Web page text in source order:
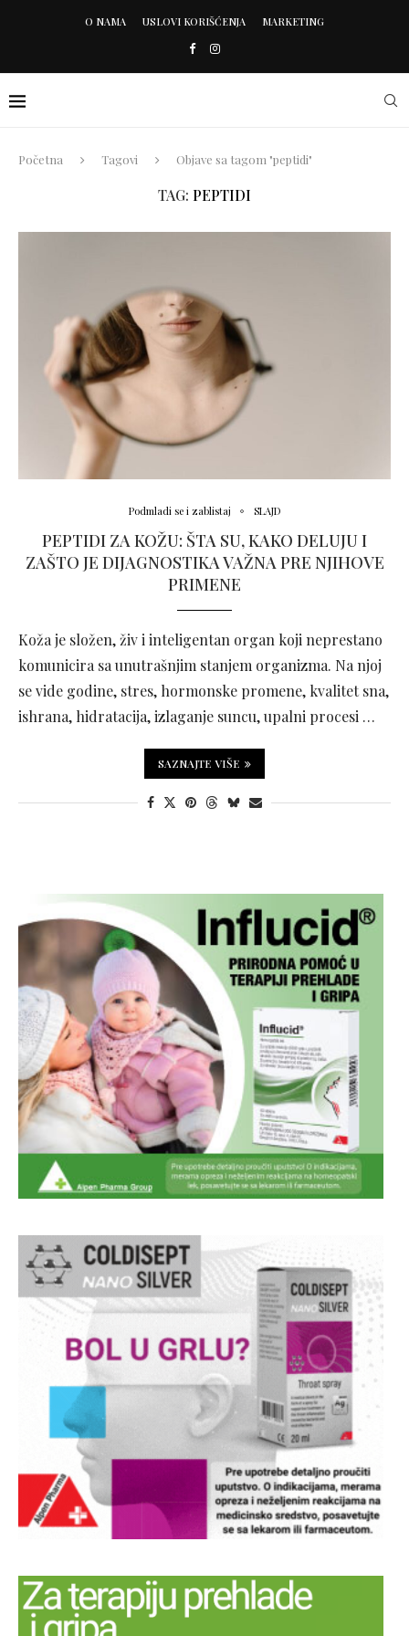
O NAMA USLOVI KORIŠĆENJA MARKETING
Početna Tagovi Objave sa tagom "peptidi"
TAG: PEPTIDI
Podmladi se i zablistaj SLAJD
PEPTIDI ZA KOŽU: ŠTA SU, KAKO DELUJU I
ZAŠTO JE DIJAGNOSTIKA VAŽNA PRE NJIHOVE
PRIMENE
Koža je složen, živ i inteligentan organ koji neprestano
komunicira sa unutrašnjim stanjem organizma. Na njoj
se vide godine, stres, hormonske promene, kvalitet sna,
ishrana, hidratacija, izlaganje suncu, upalni procesi …
SAZNAJTE VIŠE